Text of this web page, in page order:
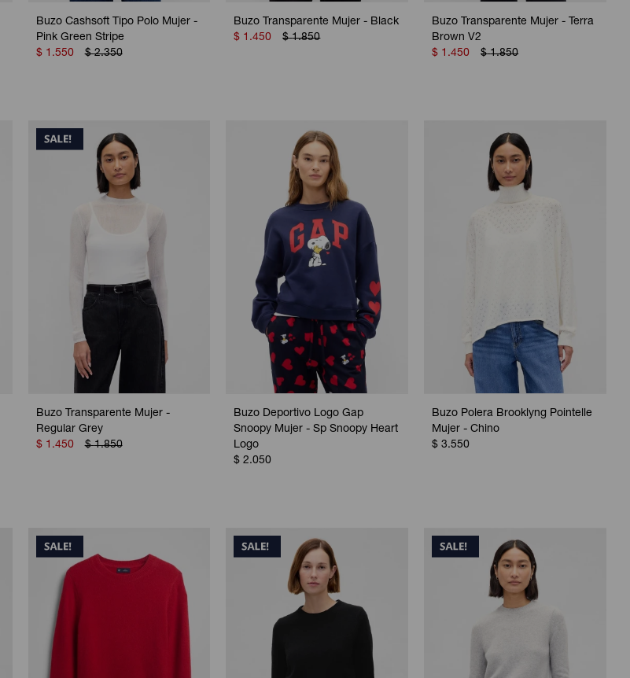
Buzo Cashsoft Tipo Polo Mujer -
Pink Green Stripe
$ 1.550 $ 2.350
Buzo Transparente Mujer - Black
$ 1.450 $ 1.850
Buzo Transparente Mujer - Terra
Brown V2
$ 1.450 $ 1.850
Buzo Transparente Mujer -
Regular Grey
$ 1.450 $ 1.850
Buzo Deportivo Logo Gap
Snoopy Mujer - Sp Snoopy Heart
Logo
$ 2.050
Buzo Polera Brooklyng Pointelle
Mujer - Chino
$ 3.550